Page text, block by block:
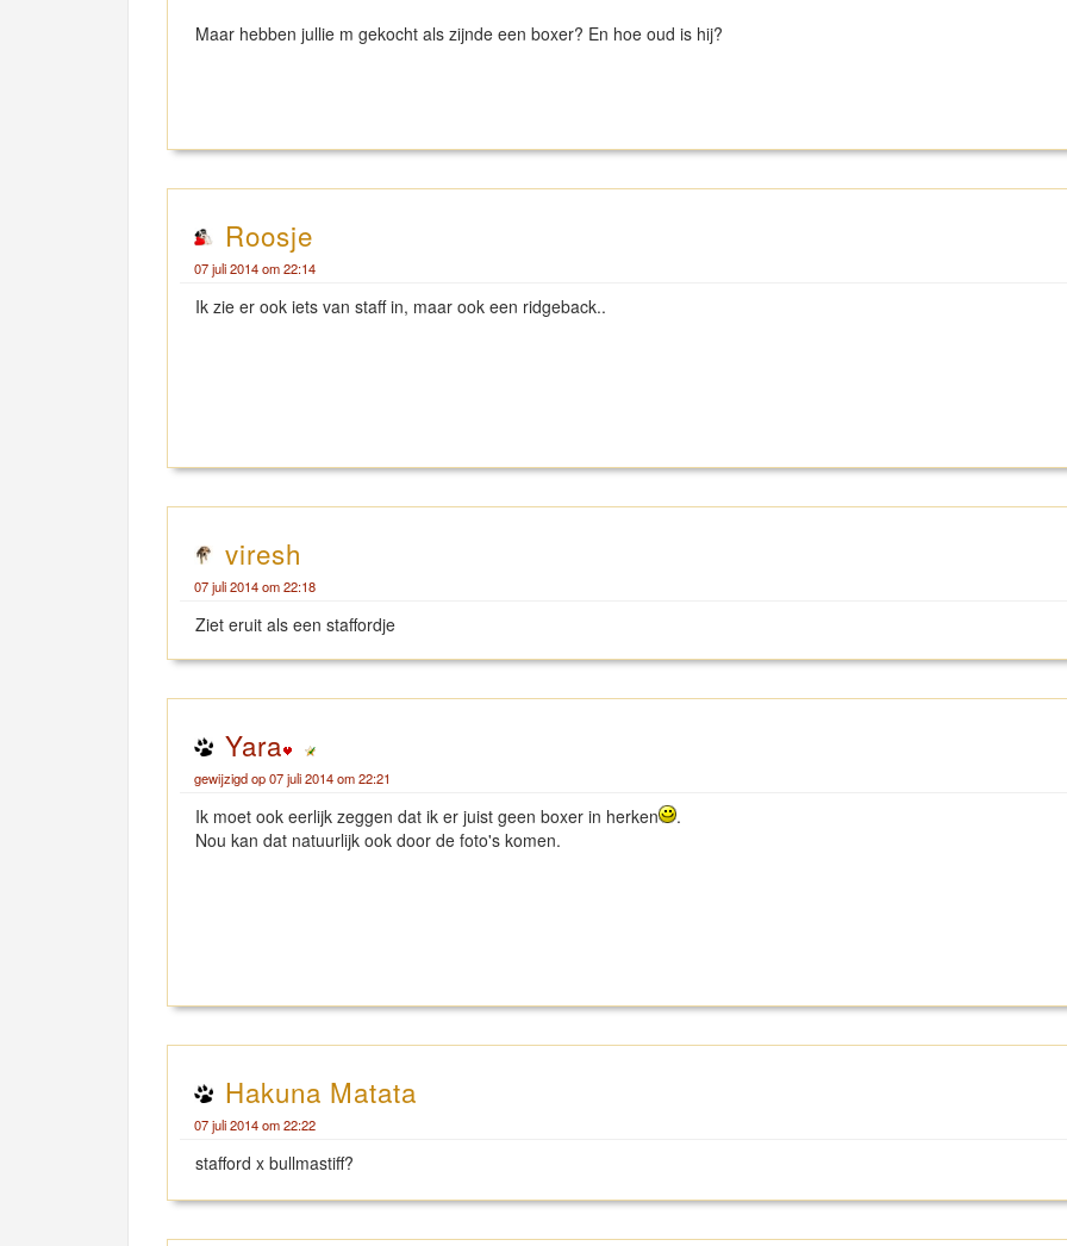
Maar hebben jullie m gekocht als zijnde een boxer? En hoe oud is hij?
Roosje
07 juli 2014 om 22:14
Ik zie er ook iets van staff in, maar ook een ridgeback..
viresh
07 juli 2014 om 22:18
Ziet eruit als een staffordje
Yara
gewijzigd op 07 juli 2014 om 22:21
Ik moet ook eerlijk zeggen dat ik er juist geen boxer in herken
.
Nou kan dat natuurlijk ook door de foto's komen.
Hakuna Matata
07 juli 2014 om 22:22
stafford x bullmastiff?